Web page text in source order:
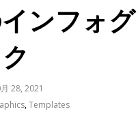
ンフォ
28, 2021
,Templates